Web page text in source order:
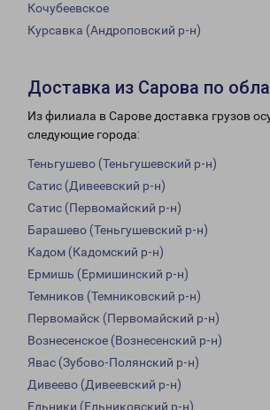
Кочубеевское
Курсавка (Андроповский р-н)
Доставка из Сарова по
Из филиала в Сарове доставка грузов
следующие города:
Теньгушево (Теньгушевский р-н)
Сатис (Дивеевский р-н)
Сатис (Первомайский р-н)
Барашево (Теньгушевский р-н)
Кадом (Кадомский р-н)
Ермишь (Ермишинский р-н)
Темников (Темниковский р-н)
Первомайск (Первомайский р-н)
Вознесенское (Вознесенский р-н)
Явас (Зубово-Полянский р-н)
Дивеево (Дивеевский р-н)
Ельники (Ельниковский р-н)